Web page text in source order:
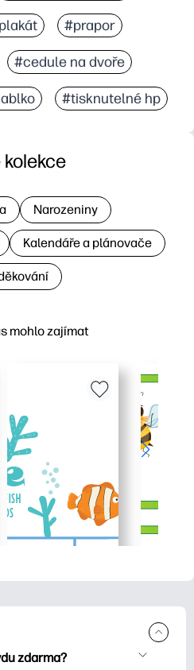
#prapor
#cedule na dvoře
#tisknutelné hp
mohlo zajímat
Narozeniny
Kalendáře a plánovače
zdarma?